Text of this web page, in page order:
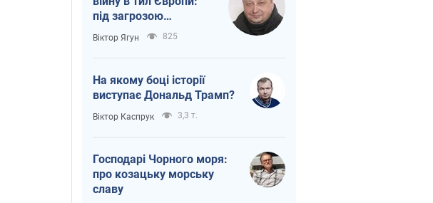
під загрозою
критична логістика
Віктор Ягун 825
На якому боці історії
виступає Дональд Трамп?
Віктор Каспрук 3,3 т.
Господарі Чорного моря:
про козацьку морську
славу